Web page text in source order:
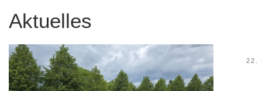
Aktuelles
22.